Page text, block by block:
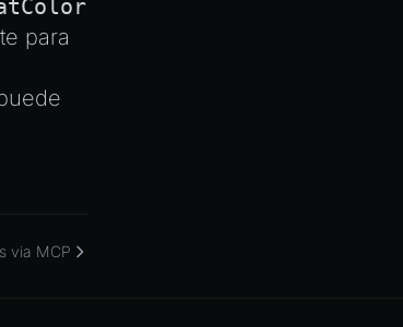
para
via MCP